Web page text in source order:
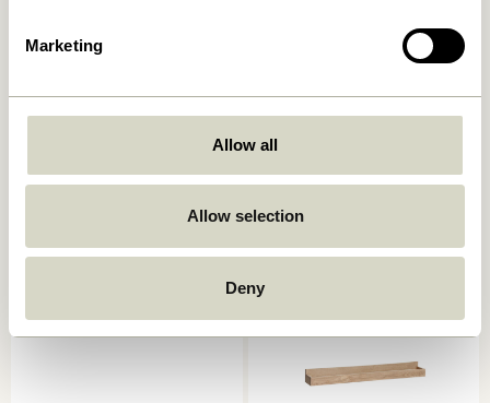
Marketing
Allow all
Allow selection
Deny
Naturfarben/ Multifarben
2.049,00kr.
Naturfarben
1.799,00kr.
In den warenkorb